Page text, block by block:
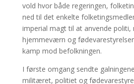
vold hvor både regeringen,
ned til det enkelte
imperial magt til at anvende
hjemmeværn og
kamp mod befolkningen.
I første omgang sendte
militæret, politiet og